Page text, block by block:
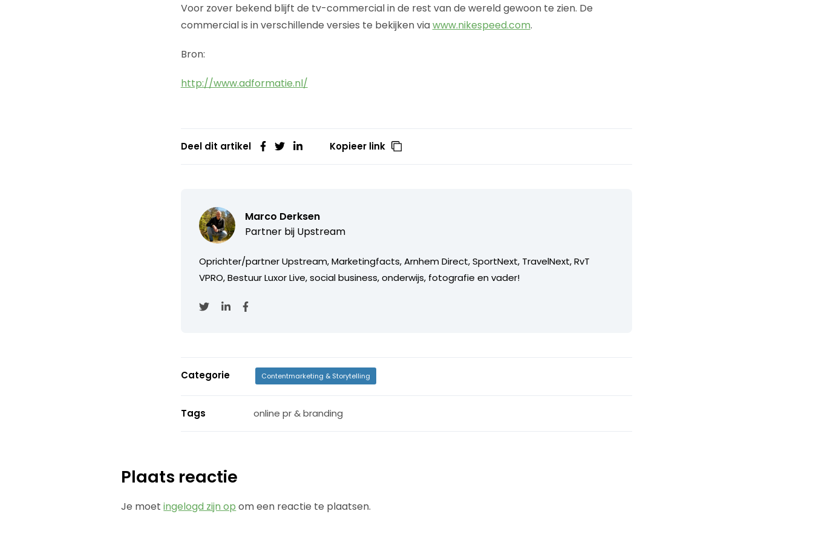
Voor zover bekend blijft de tv-commercial in de rest van de wereld gewoon te zien. De
commercial is in verschillende versies te bekijken viawww.nikespeed.com.
Bron:
http://www.adformatie.nl/
Deel dit artikel Kopieer link
Marco Derksen
Partner bij Upstream
Oprichter/partner Upstream, Marketingfacts, Arnhem Direct, SportNext, TravelNext, RvT
VPRO, Bestuur Luxor Live, social business, onderwijs, fotografie en vader!
Categorie Contentmarketing & Storytelling
Tags online pr & branding
Plaats reactie
Je moetingelogd zijn op om een reactie te plaatsen.